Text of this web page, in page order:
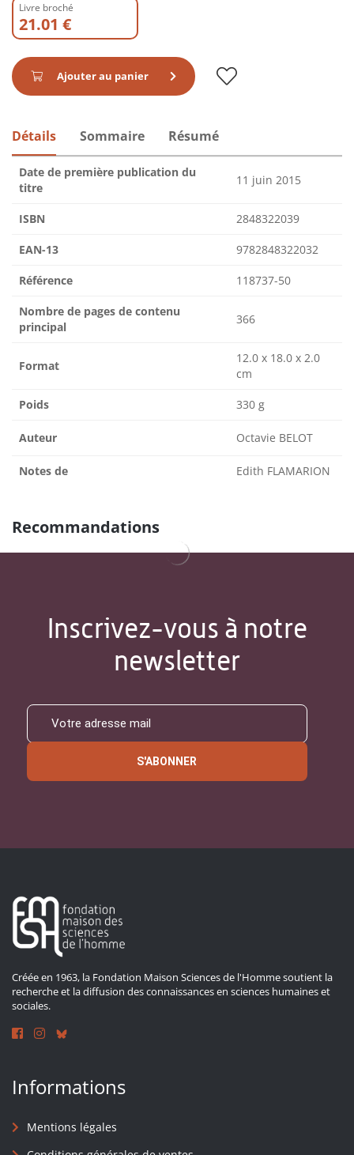
Livre broché
21.01 €
Ajouter au panier
Détails Sommaire Résumé
Date de première publication du
titre
11 juin 2015
ISBN 2848322039
EAN-13 9782848322032
Référence 118737-50
Nombre de pages de contenu
principal
366
Format
12.0 x 18.0 x 2.0
cm
Poids 330 g
Auteur Octavie BELOT
Notes de Edith FLAMARION
Recommandations
Inscrivez-vous à notre
newsletter
S'ABONNER
Créée en 1963, la Fondation Maison Sciences de l'Homme soutient la
recherche et la diffusion des connaissances en sciences humaines et
sociales.
Informations
Mentions légales